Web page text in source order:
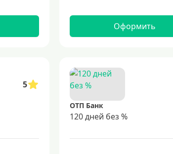
Оформить
5
ОТП Банк
120 дней без %